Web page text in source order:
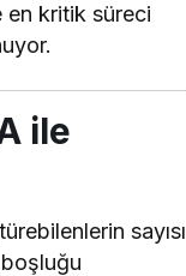
en kritik süreci
ile
sayısı